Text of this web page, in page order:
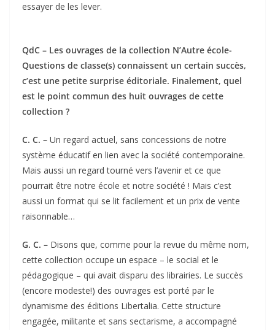
essayer de les lever.
QdC – Les ouvrages de la collection N’Autre école-
Questions de classe(s) connaissent un certain succès,
c’est une petite surprise éditoriale. Finalement, quel
est le point commun des huit ouvrages de cette
collection ?
C. C. – Un regard actuel, sans concessions de notre
système éducatif en lien avec la société contemporaine.
Mais aussi un regard tourné vers l’avenir et ce que
pourrait être notre école et notre société ! Mais c’est
aussi un format qui se lit facilement et un prix de vente
raisonnable…
G. C. – Disons que, comme pour la revue du même nom,
cette collection occupe un espace – le social et le
pédagogique – qui avait disparu des librairies. Le succès
(encore modeste!) des ouvrages est porté par le
dynamisme des éditions Libertalia. Cette structure
engagée, militante et sans sectarisme, a accompagné